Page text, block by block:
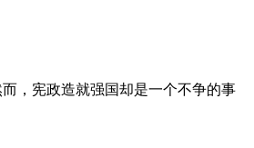
，宪政造就强国却是一个不争的事